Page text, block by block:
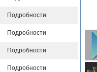
Подробности
Подробности
Подробности
Подробности